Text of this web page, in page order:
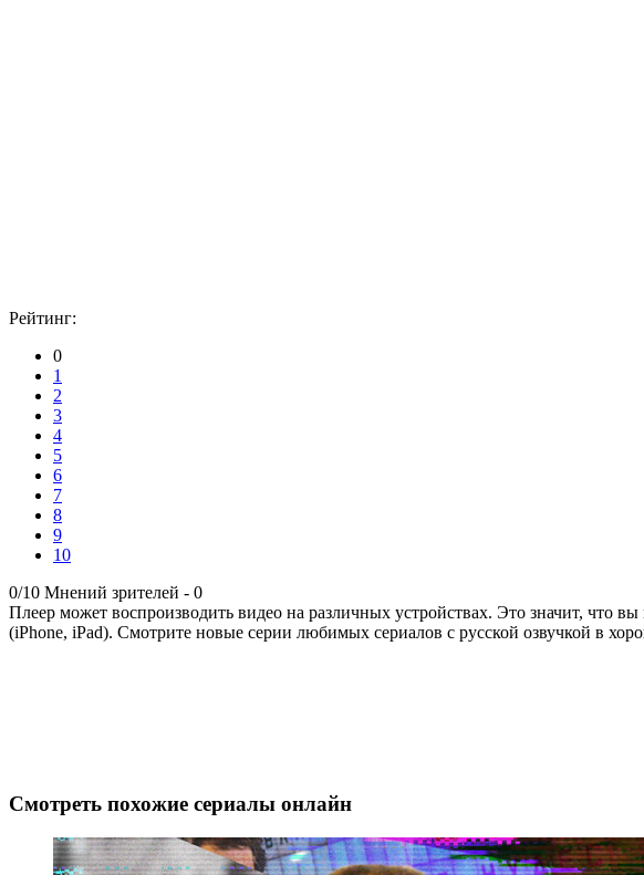
Рейтинг:
0
1
2
3
4
5
6
7
8
9
10
0/10 Мнений зрителей - 0
Плеер может воспроизводить видео на различных устройствах. Это значит, что
(iPhone, iPad). Смотрите новые серии любимых сериалов с русской озвучкой в
Смотреть похожие сериалы онлайн